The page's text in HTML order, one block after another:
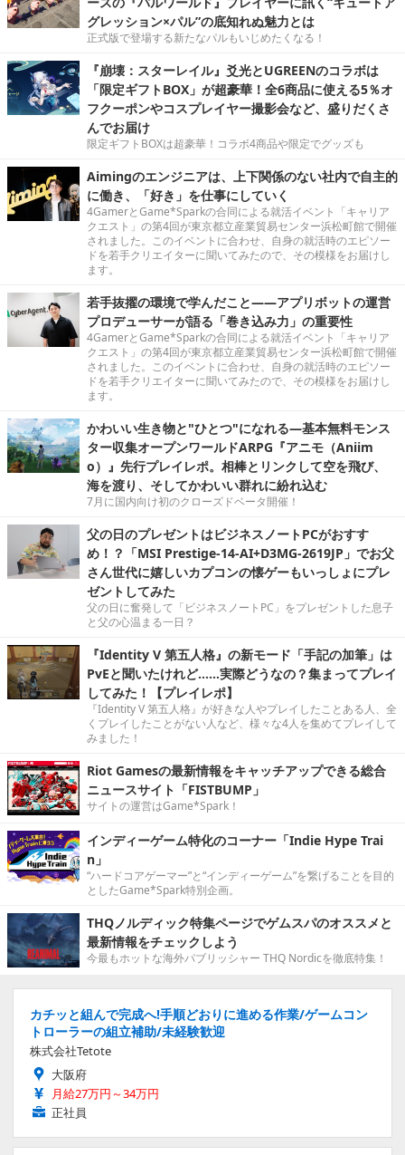
グレッション×パル”の底知れぬ魅力とは
正式版で登場する新たなパルもいじめたくなる！
『崩壊：スターレイル』爻光とUGREENのコラボは
「限定ギフトBOX」が超豪華！全6商品に使える5％オ
フクーポンやコスプレイヤー撮影会など、盛りだくさ
んでお届け
限定ギフトBOXは超豪華！コラボ4商品や限定でグッズも
Aimingのエンジニアは、上下関係のない社内で自主的
に働き、「好き」を仕事にしていく
4GamerとGame*Sparkの合同による就活イベント「キャリア
クエスト」の第4回が東京都立産業貿易センター浜松町館で開催
されました。このイベントに合わせ、自身の就活時のエピソー
ドを若手クリエイターに聞いてみたので、その模様をお届けし
ます。
若手抜擢の環境で学んだこと――アプリボットの運営
プロデューサーが語る「巻き込み力」の重要性
4GamerとGame*Sparkの合同による就活イベント「キャリア
クエスト」の第4回が東京都立産業貿易センター浜松町館で開催
されました。このイベントに合わせ、自身の就活時のエピソー
ドを若手クリエイターに聞いてみたので、その模様をお届けし
ます。
かわいい生き物と"ひとつ"になれる―基本無料モンス
ター収集オープンワールドARPG『アニモ（Aniim
o）』先行プレイレポ。相棒とリンクして空を飛び、
海を渡り、そしてかわいい群れに紛れ込む
7月に国内向け初のクローズドベータ開催！
父の日のプレゼントはビジネスノートPCがおすす
め！？「MSI Prestige-14-AI+D3MG-2619JP」でお父
さん世代に嬉しいカプコンの懐ゲーもいっしょにプレ
ゼントしてみた
父の日に奮発して「ビジネスノートPC」をプレゼントした息子
と父の心温まる一日？
『Identity V 第五人格』の新モード「手記の加筆」は
PvEと聞いたけれど……実際どうなの？集まってプレイ
してみた！【プレイレポ】
『Identity V 第五人格』が好きな人やプレイしたことある人、全
くプレイしたことがない人など、様々な4人を集めてプレイして
みました！
Riot Gamesの最新情報をキャッチアップできる総合
ニュースサイト「FISTBUMP」
サイトの運営はGame*Spark！
インディーゲーム特化のコーナー「Indie Hype Trai
n」
“ハードコアゲーマー”と“インディーゲーム”を繋げることを目的
としたGame*Spark特別企画。
THQノルディック特集ページでゲムスパのオススメと
最新情報をチェックしよう
今最もホットな海外パブリッシャー THQ Nordicを徹底特集！
カチッと組んで完成へ!手順どおりに進める作業/ゲームコン
トローラーの組立補助/未経験歓迎
株式会社Tetote
大阪府
月給27万円～34万円
正社員